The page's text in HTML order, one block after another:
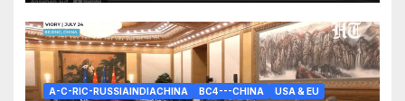
A-C-RIC-RUSSIAINDIACHINA BC4---CHINA USA & EU